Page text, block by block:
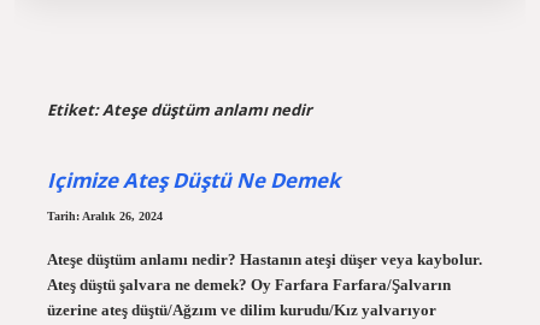
Etiket:Ateşe düştüm anlamı nedir
Içimize Ateş Düştü Ne Demek
Tarih: Aralık 26, 2024
Ateşe düştüm anlamı nedir? Hastanın ateşi düşer veya kaybolur.
Ateş düştü şalvara ne demek? Oy Farfara Farfara/Şalvarın
üzerine ateş düştü/Ağzım ve dilim kurudu/Kız yalvarıyor